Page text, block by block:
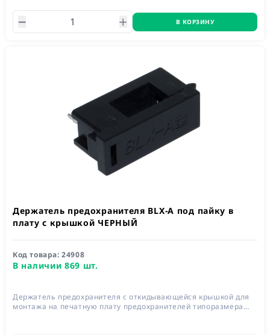
В КОРЗИНУ
Держатель предохранителя BLX-A под пайку в
плату с крышкой ЧЕРНЫЙ
Код товара:24908
В наличии 869 шт.
Держатель предохранителя с откидывающейся крышкой для
монтажа на печатную плату предохранителей типоразмера